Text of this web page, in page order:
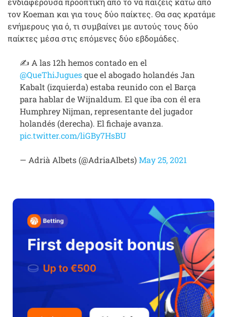
τον Koeman και για τους δύο παίκτες. Θα σας κρατάμε
ενήμερους για ό, τι συμβαίνει με αυτούς τους δύο
παίκτες μέσα στις επόμενες δύο εβδομάδες.
✍️ A las 12h hemos contado en el
@QueThiJuguesque el abogado holandés Jan
Kabalt (izquierda) estaba reunido con el Barça
para hablar de Wijnaldum. El que iba con él era
Humphrey Nijman, representante del jugador
holandés (derecha). El fichaje avanza.
pic.twitter.com/liGBy7HsBU
— Adrià Albets (@AdriaAlbets)May 25, 2021